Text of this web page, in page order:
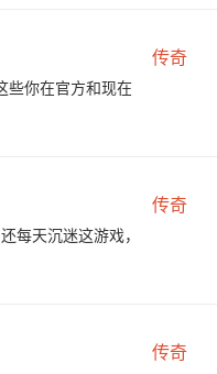
传奇
些你在官方和现在
传奇
每天沉迷这游戏，
传奇